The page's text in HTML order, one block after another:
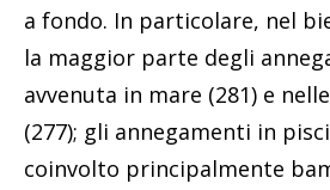
a fondo. In particolare, nel
la maggior parte degli
avvenuta in mare (281) e
(277); gli annegamenti in
coinvolto principalmente